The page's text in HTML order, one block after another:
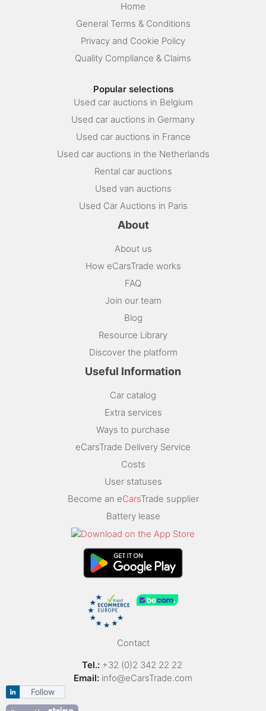
Home
General Terms & Conditions
Privacy and Cookie Policy
Quality Compliance & Claims
Popular selections
Used car auctions in Belgium
Used car auctions in Germany
Used car auctions in France
Used car auctions in the Netherlands
Rental car auctions
Used van auctions
Used Car Auctions in Paris
About
About us
How eCarsTrade works
FAQ
Join our team
Blog
Resource Library
Discover the platform
Useful Information
Car catalog
Extra services
Ways to purchase
eCarsTrade Delivery Service
Costs
User statuses
Become an eCarsTrade supplier
Battery lease
Contact
Tel.: +32 (0)2 342 22 22
Email: info@eCarsTrade.com
Follow